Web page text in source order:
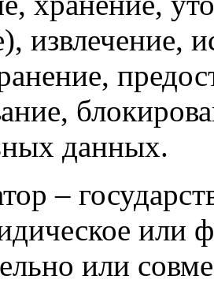
извлечение,
данных.
–
или
или